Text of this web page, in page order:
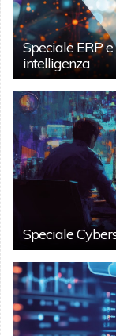
Speciale ERP
intelligenza
Speciale